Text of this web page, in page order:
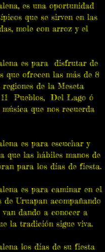
es una oportunidad
que se sirven en las
mole con arroz y el
es para disfrutar de
que ofrecen las más de 8
de la Meseta
11 Pueblos, Del Lago ó
que nos recuerda
es para escuchar y
que las hábiles manos de
para los días de fiesta.
es para caminar en el
Uruapan acompañando
dando a conocer a
la tradición sigue viva.
los días de su fiesta